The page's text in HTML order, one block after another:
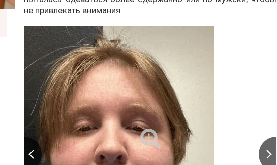
не привлекать внимания.